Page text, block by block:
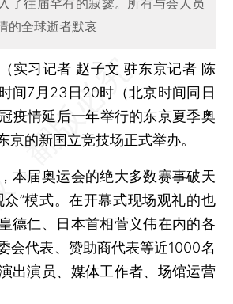
了往届罕有的寂寥。所有与会人员
的全球逝者默哀
（实习记者 赵子文 驻东京记者 陈
间7月23日20时（北京时间同日
疫情延后一年举行的东京夏季奥
京的新国立竞技场正式举办。
届奥运会的绝大多数赛事破天
众”模式。在开幕式现场观礼的也
德仁、日本首相菅义伟在内的各
会代表、赞助商代表等近1000名
出演员、媒体工作者、场馆运营